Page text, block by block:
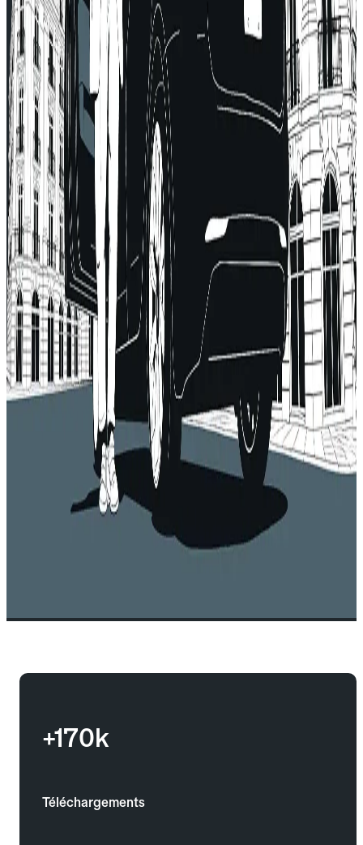
+170k
Téléchargements